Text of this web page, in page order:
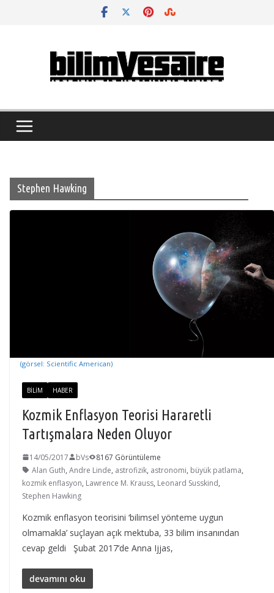
Stephen Hawking
(görsel: Scientific American)
BILIM HABER
Kozmik Enflasyon Teorisi Hararetli
Tartışmalara Neden Oluyor
14/05/2017 bVs
8167 Görüntüleme
Alan Guth, Andre Linde, astrofizik, astronomi, büyük patlama,
kozmik enflasyon, Lawrence M. Krauss, Leonard Susskind,
Stephen Hawking
Kozmik enflasyon teorisini ‘bilimsel yönteme uygun
olmamakla’ suçlayan açık mektuba, 33 bilim insanından
cevap geldi Şubat 2017’de Anna Ijjas,
devamını oku